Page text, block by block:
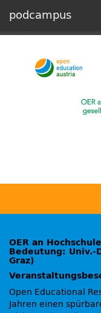
podcampus
OER an
Bedeutung: Univ.-
Graz)
Open Educational
Jahren einen